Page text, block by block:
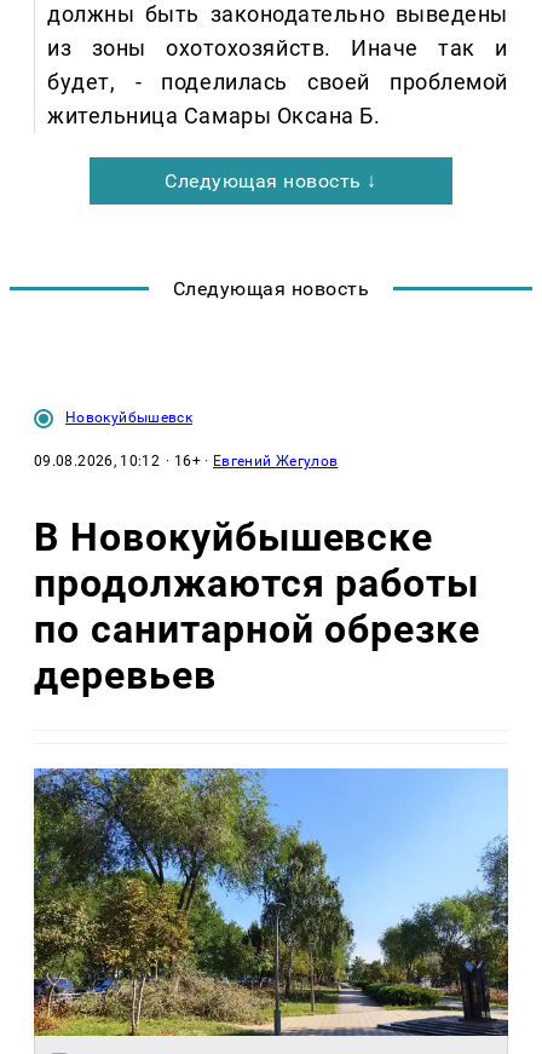
должны быть законодательно выведены
из зоны охотохозяйств. Иначе так и
будет, - поделилась своей проблемой
жительница Самары Оксана Б.
Следующая новость ↓
Следующая новость
Новокуйбышевск
09.08.2026, 10:12 · 16+ · Евгений Жегулов
В Новокуйбышевске
продолжаются работы
по санитарной обрезке
деревьев